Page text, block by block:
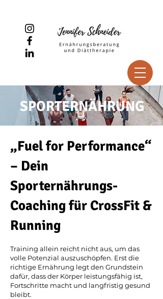
SPORTERNÄHRUNG
„Fuel for Performance“
– Dein
Sporternährungs-
Coaching für CrossFit &
Running
Training allein reicht nicht aus, um das
volle Potenzial auszuschöpfen. Erst die
richtige Ernährung legt den Grundstein
dafür, dass der Körper leistungsfähig ist,
Fortschritte macht und langfristig gesund
bleibt.